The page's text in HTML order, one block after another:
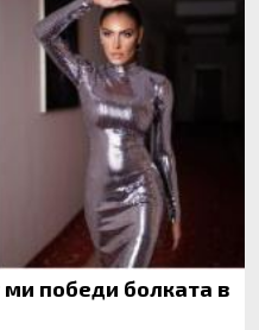
победи болката в